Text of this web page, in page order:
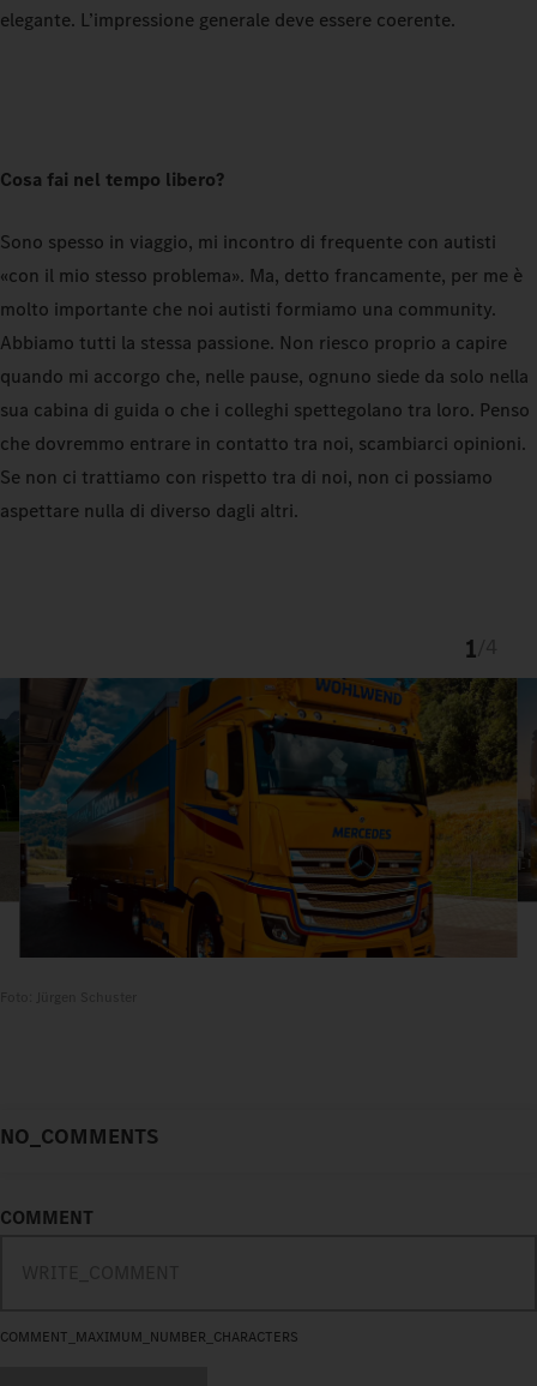
elegante. L’impressione generale deve essere coerente.
Cosa fai nel tempo libero?
Sono spesso in viaggio, mi incontro di frequente con autisti
«con il mio stesso problema». Ma, detto francamente, per me è
molto importante che noi autisti formiamo una community.
Abbiamo tutti la stessa passione. Non riesco proprio a capire
quando mi accorgo che, nelle pause, ognuno siede da solo nella
sua cabina di guida o che i colleghi spettegolano tra loro. Penso
che dovremmo entrare in contatto tra noi, scambiarci opinioni.
Se non ci trattiamo con rispetto tra di noi, non ci possiamo
aspettare nulla di diverso dagli altri.
1
NO_COMMENTS
COMMENT
COMMENT_MAXIMUM_NUMBER_CHARACTERS